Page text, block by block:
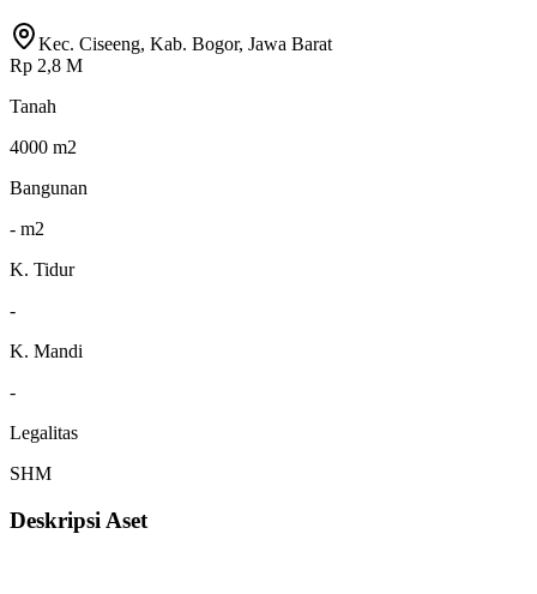
Kec. Ciseeng, Kab. Bogor, Jawa Barat
Rp 2,8 M
Tanah
4000 m2
Bangunan
- m2
K. Tidur
-
K. Mandi
-
Legalitas
SHM
Deskripsi Aset